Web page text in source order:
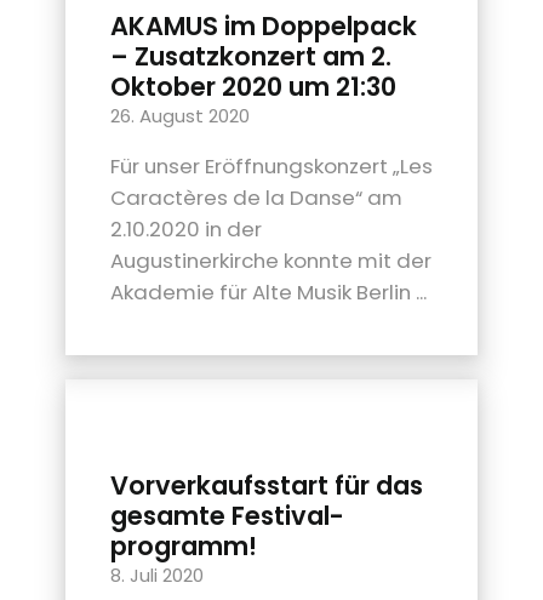
AKAMUS im Doppelpack
– Zusatzkonzert am 2.
Oktober 2020 um 21:30
26. August 2020
Für unser Eröffnungskonzert „Les
Caractères de la Danse“ am
2.10.2020 in der
Augustinerkirche konnte mit der
Akademie für Alte Musik Berlin ...
Vorverkaufsstart für das
gesamte Festival­
programm!
8. Juli 2020